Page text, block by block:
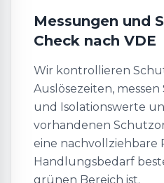
Messungen und
Check nach VDE
Wir kontrollieren
Auslösezeiten,
und Isolationswerte
vorhandenen
eine nachvollziehbare
Handlungsbedarf
grünen Bereich ist.